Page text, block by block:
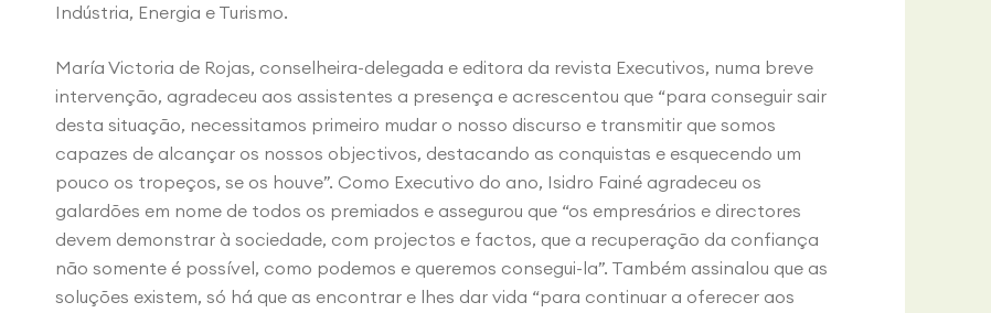
Indústria, Energia e Turismo.
María Victoria de Rojas, conselheira-delegada e editora da revista Executivos, numa breve
intervenção, agradeceu aos assistentes a presença e acrescentou que “para conseguir sair
desta situação, necessitamos primeiro mudar o nosso discurso e transmitir que somos
capazes de alcançar os nossos objectivos, destacando as conquistas e esquecendo um
pouco os tropeços, se os houve”. Como Executivo do ano, Isidro Fainé agradeceu os
galardões em nome de todos os premiados e assegurou que “os empresários e directores
devem demonstrar à sociedade, com projectos e factos, que a recuperação da confiança
não somente é possível, como podemos e queremos consegui-la”. Também assinalou que as
soluções existem, só há que as encontrar e lhes dar vida “para continuar a oferecer aos